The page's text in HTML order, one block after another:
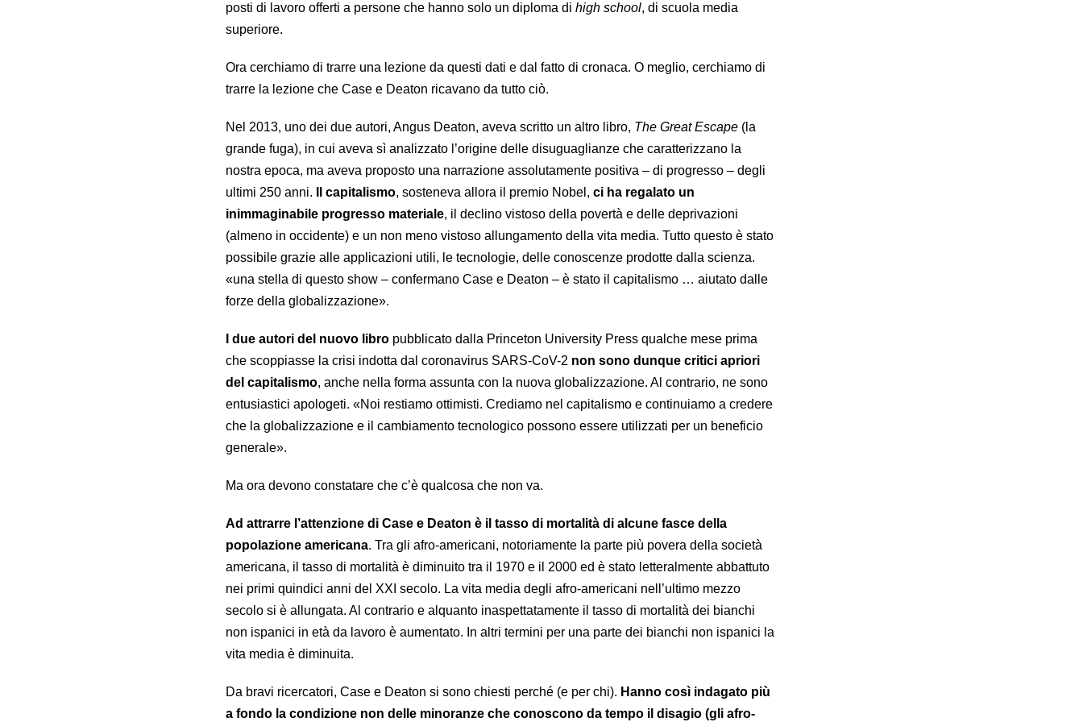
posti di lavoro offerti a persone che hanno solo un diploma di high school, di scuola media
superiore.
Ora cerchiamo di trarre una lezione da questi dati e dal fatto di cronaca. O meglio, cerchiamo di
trarre la lezione che Case e Deaton ricavano da tutto ciò.
Nel 2013, uno dei due autori, Angus Deaton, aveva scritto un altro libro, The Great Escape (la
grande fuga), in cui aveva sì analizzato l’origine delle disuguaglianze che caratterizzano la
nostra epoca, ma aveva proposto una narrazione assolutamente positiva – di progresso – degli
ultimi 250 anni. Il capitalismo, sosteneva allora il premio Nobel, ci ha regalato un
inimmaginabile progresso materiale, il declino vistoso della povertà e delle deprivazioni
(almeno in occidente) e un non meno vistoso allungamento della vita media. Tutto questo è stato
possibile grazie alle applicazioni utili, le tecnologie, delle conoscenze prodotte dalla scienza.
«una stella di questo show – confermano Case e Deaton – è stato il capitalismo … aiutato dalle
forze della globalizzazione».
I due autori del nuovo libro pubblicato dalla Princeton University Press qualche mese prima
che scoppiasse la crisi indotta dal coronavirus SARS-CoV-2 non sono dunque critici apriori
del capitalismo, anche nella forma assunta con la nuova globalizzazione. Al contrario, ne sono
entusiastici apologeti. «Noi restiamo ottimisti. Crediamo nel capitalismo e continuiamo a credere
che la globalizzazione e il cambiamento tecnologico possono essere utilizzati per un beneficio
generale».
Ma ora devono constatare che c’è qualcosa che non va.
Ad attrarre l’attenzione di Case e Deaton è il tasso di mortalità di alcune fasce della
popolazione americana. Tra gli afro-americani, notoriamente la parte più povera della società
americana, il tasso di mortalità è diminuito tra il 1970 e il 2000 ed è stato letteralmente abbattuto
nei primi quindici anni del XXI secolo. La vita media degli afro-americani nell’ultimo mezzo
secolo si è allungata. Al contrario e alquanto inaspettatamente il tasso di mortalità dei bianchi
non ispanici in età da lavoro è aumentato. In altri termini per una parte dei bianchi non ispanici la
vita media è diminuita.
Da bravi ricercatori, Case e Deaton si sono chiesti perché (e per chi). Hanno così indagato più
a fondo la condizione non delle minoranze che conoscono da tempo il disagio (gli afro-